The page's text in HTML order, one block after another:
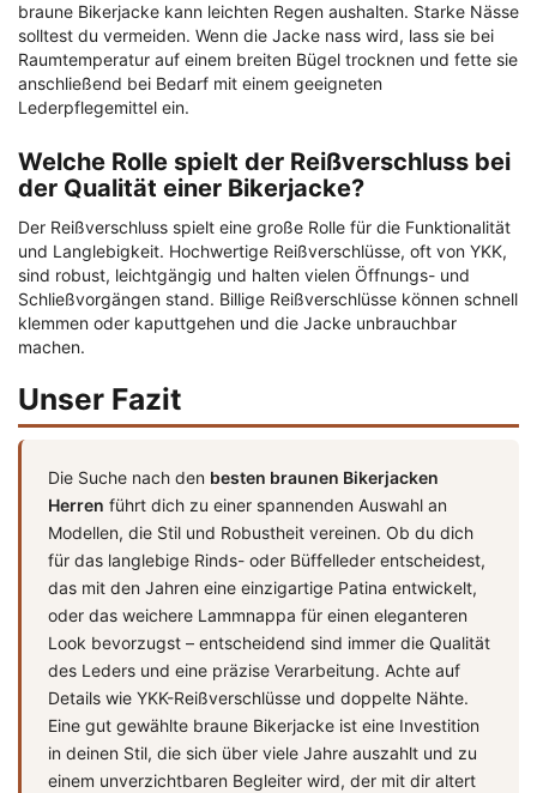
braune Bikerjacke kann leichten Regen aushalten. Starke Nässe
solltest du vermeiden. Wenn die Jacke nass wird, lass sie bei
Raumtemperatur auf einem breiten Bügel trocknen und fette sie
anschließend bei Bedarf mit einem geeigneten
Lederpflegemittel ein.
Welche Rolle spielt der Reißverschluss bei
der Qualität einer Bikerjacke?
Der Reißverschluss spielt eine große Rolle für die Funktionalität
und Langlebigkeit. Hochwertige Reißverschlüsse, oft von YKK,
sind robust, leichtgängig und halten vielen Öffnungs- und
Schließvorgängen stand. Billige Reißverschlüsse können schnell
klemmen oder kaputtgehen und die Jacke unbrauchbar
machen.
Unser Fazit
Die Suche nach den besten braunen Bikerjacken
Herren führt dich zu einer spannenden Auswahl an
Modellen, die Stil und Robustheit vereinen. Ob du dich
für das langlebige Rinds- oder Büffelleder entscheidest,
das mit den Jahren eine einzigartige Patina entwickelt,
oder das weichere Lammnappa für einen eleganteren
Look bevorzugst – entscheidend sind immer die Qualität
des Leders und eine präzise Verarbeitung. Achte auf
Details wie YKK-Reißverschlüsse und doppelte Nähte.
Eine gut gewählte braune Bikerjacke ist eine Investition
in deinen Stil, die sich über viele Jahre auszahlt und zu
einem unverzichtbaren Begleiter wird, der mit dir altert